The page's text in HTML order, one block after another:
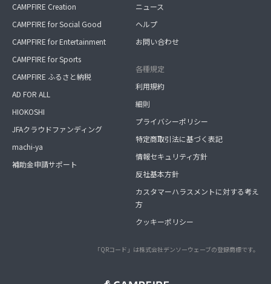
CAMPFIRE Creation
CAMPFIRE for Social Good
CAMPFIRE for Entertainment
CAMPFIRE for Sports
CAMPFIRE ふるさと納税
AD FOR ALL
HIOKOSHI
JFAクラウドファンディング
machi-ya
補助金申請サポート
ニュース
ヘルプ
お問い合わせ
各種規定
利用規約
細則
プライバシーポリシー
特定商取引法に基づく表記
情報セキュリティ方針
反社基本方針
カスタマーハラスメントに対する考え
方
クッキーポリシー
「QRコード」は株式会社デンソーウェーブの登録商標です。